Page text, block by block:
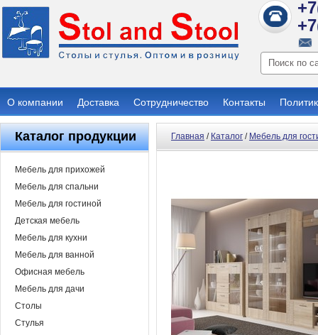
О компании Доставка Сотрудничество Контакты
Каталог продукции
Мебель для прихожей
Мебель для спальни
Мебель для гостиной
Детская мебель
Мебель для кухни
Мебель для ванной
Офисная мебель
Мебель для дачи
Столы
Стулья
Главная / Каталог / Мебель для